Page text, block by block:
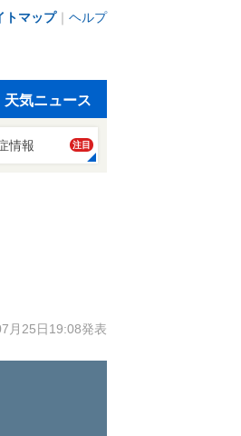
トマップ｜ ヘルプ
天気ニュース
情報 注目
月25日19:08発表